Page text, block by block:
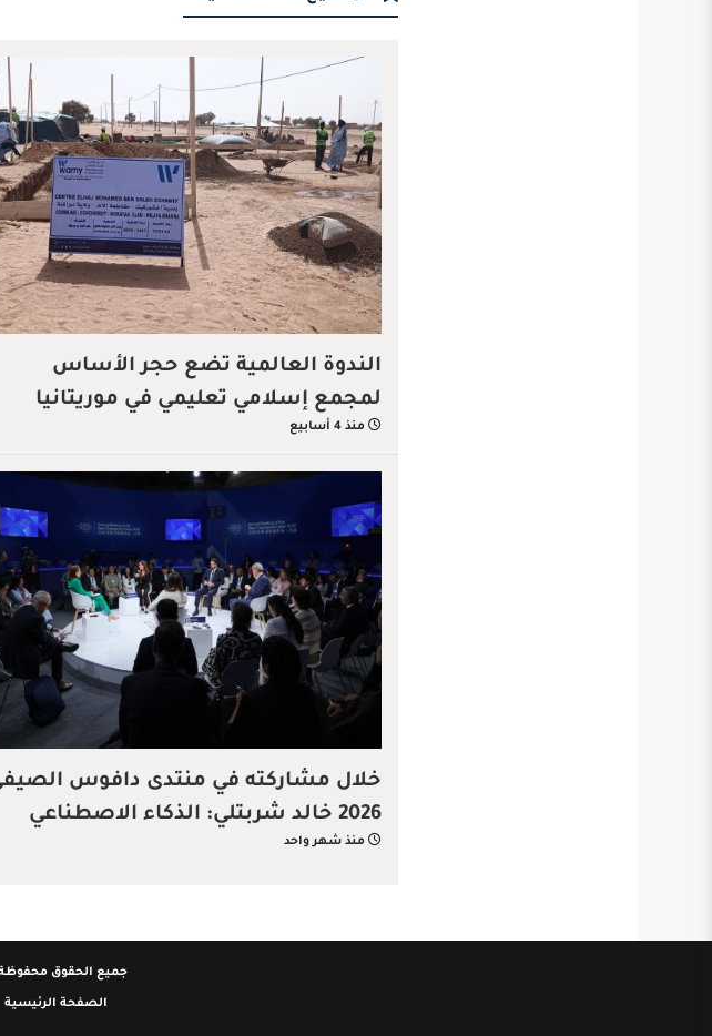
الندوة العالمية تضع حجر الأساس
لمجمع إسلامي تعليمي في موريتانيا
منذ 4 أسابيع
خلال مشاركته في منتدى دافوس
2026 خالد شربتلي: الذكاء الاصطناعي
سيغيّر قواعد الاقتصاد العالمي
منذ شهر واحد
جميع الحقوق محفوظة
الصفحة الرئيسية